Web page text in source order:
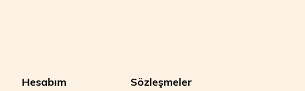
Hesabım Sözleşmeler